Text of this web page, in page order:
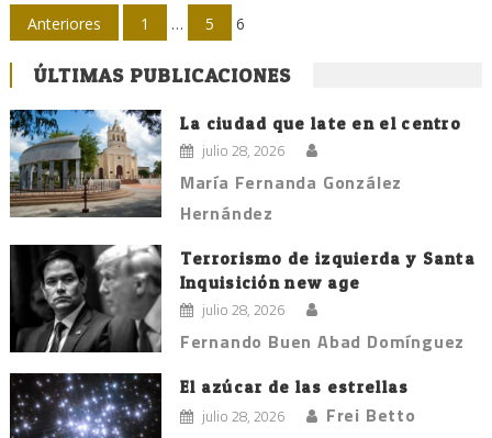
Navegación
de
entradas
Anteriores 1 … 5 6
ÚLTIMAS PUBLICACIONES
La ciudad que late en el centro
julio 28, 2026
María Fernanda González
Hernández
Terrorismo de izquierda y Santa
Inquisición new age
julio 28, 2026
Fernando Buen Abad Domínguez
El azúcar de las estrellas
julio 28, 2026 Frei Betto